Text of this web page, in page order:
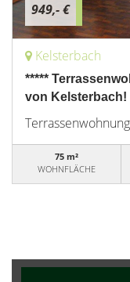
949,- €
Kelsterbach
*****
von Kelsterbach!
Terrassenwohnung
75 m²
WOHNFLÄCHE